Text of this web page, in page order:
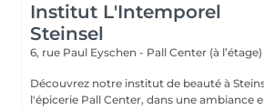
Institut L'Intemporel
Steinsel
6, rue Paul Eyschen - Pall Center (à l’étage)
Découvrez notre institut de beauté à
l'épicerie Pall Center, dans une ambiance